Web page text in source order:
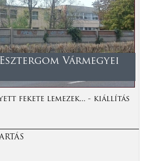
Vármegyei
fekete lemezek... - kiállítás